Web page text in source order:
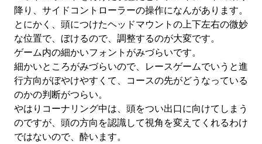
降り、サイドコントローラーの操作になんがあります。
とにかく、頭につけたヘッドマウントの上下左右の微妙
な位置で、ぼけるので、調整するのが大変です。
ゲーム内の細かいフォントがみづらいです。
細かいところがみづらいので、レースゲームでいうと進
行方向がぼやけやすくて、コースの先がどうなっている
のかの判断がつらい。
やはりコーナリング中は、頭をつい出口に向けてしまう
のですが、頭の方向を認識して視角を変えてくれるわけ
ではないので、酔います。